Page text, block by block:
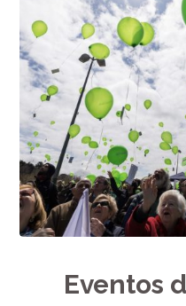
Eventos